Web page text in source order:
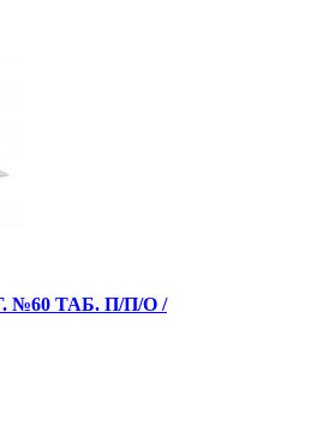
№60 ТАБ. П/П/О /